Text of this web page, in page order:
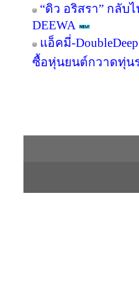
“ดิว อริสรา” กลับ
DEEWA
แอ็คมี่-
ซื้อหุ่นยนต์กวาดทุ่น